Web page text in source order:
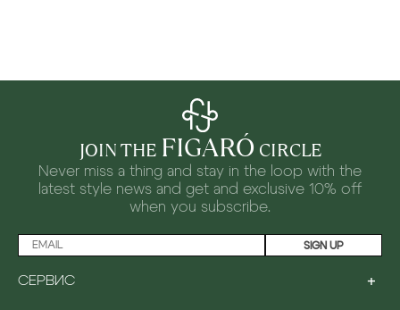
СЕРВИС +
JOIN THE FIGARÓ CIRCLE
Never miss a thing and stay in the loop with the
latest style news and get and exclusive 10% off
when you subscribe.
SIGN UP